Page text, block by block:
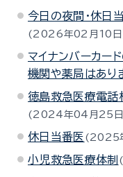
今日の夜間・休日
2026年02月10日
マイナンバーカー
機関や薬局はあり
徳島救急医療電話
2024年04月25日
休日当番医 2025
小児救急医療体制